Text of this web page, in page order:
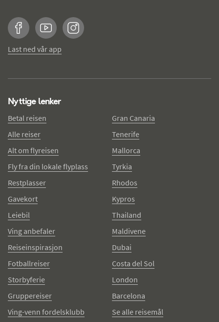
FacebookYouTubeInstagram
Last ned vår app
Nyttige lenker
Betal reisen
Alle reiser
Alt om flyreisen
Fly fra din lokale flyplass
Restplasser
Gavekort
Leiebil
Ving anbefaler
Reiseinspirasjon
Fotballreiser
Storbyferie
Gruppereiser
Ving-venn fordelsklubb
Gran Canaria
Tenerife
Mallorca
Tyrkia
Rhodos
Kypros
Thailand
Maldivene
Dubai
Costa del Sol
London
Barcelona
Se alle reisemål